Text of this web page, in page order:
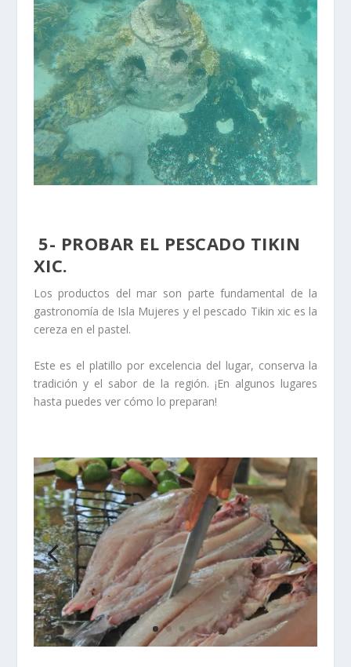
5- PROBAR EL PESCADO TIKIN
XIC.
Los productos del mar son parte fundamental de la
gastronomía de Isla Mujeres y el pescado Tikin xic es la
cereza en el pastel.
Este es el platillo por excelencia del lugar, conserva la
tradición y el sabor de la región. ¡En algunos lugares
hasta puedes ver cómo lo preparan!